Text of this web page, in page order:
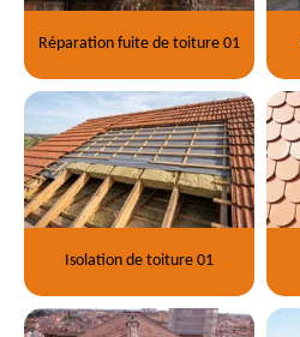
Réparation fuite de toiture 01
Isolation de toiture 01